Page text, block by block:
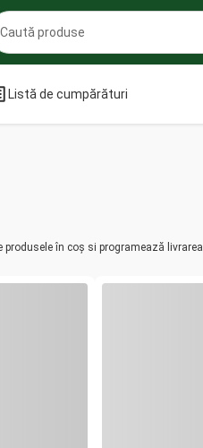
Listă de cumpărături
produsele în coș si programează livrarea